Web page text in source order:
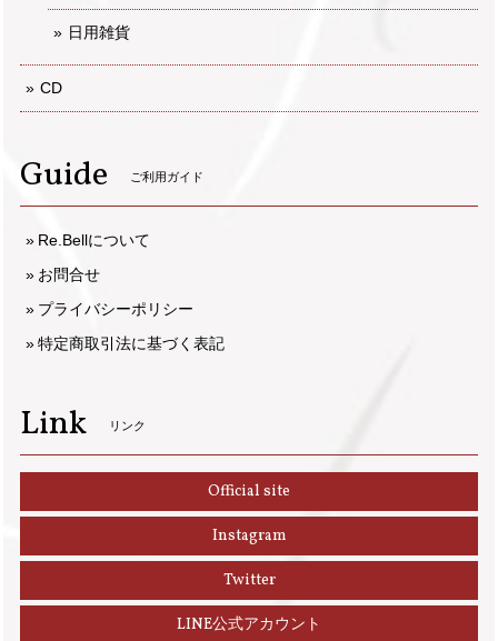
日用雑貨
CD
Guide ご利用ガイド
Re.Bellについて
お問合せ
プライバシーポリシー
特定商取引法に基づく表記
Link リンク
Official site
Instagram
Twitter
LINE公式アカウント